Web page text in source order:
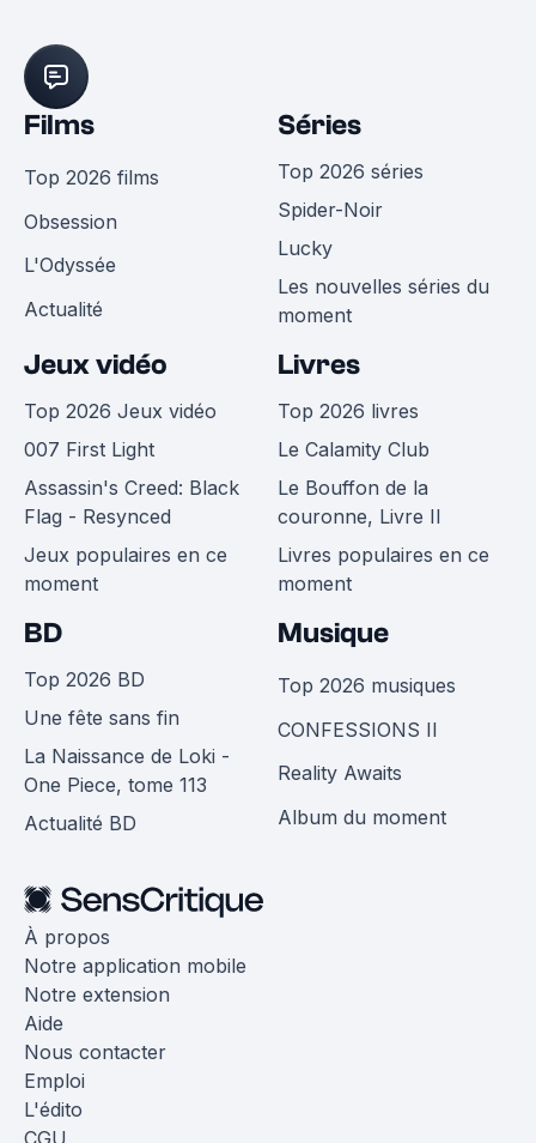
Films
Top 2026 films
Obsession
L'Odyssée
Actualité
Séries
Top 2026 séries
Spider-Noir
Lucky
Les nouvelles séries du
moment
Jeux vidéo
Top 2026 Jeux vidéo
007 First Light
Assassin's Creed: Black
Flag - Resynced
Jeux populaires en ce
moment
Livres
Top 2026 livres
Le Calamity Club
Le Bouffon de la
couronne, Livre II
Livres populaires en ce
moment
BD
Top 2026 BD
Une fête sans fin
La Naissance de Loki -
One Piece, tome 113
Actualité BD
Musique
Top 2026 musiques
CONFESSIONS II
Reality Awaits
Album du moment
À propos
Notre application mobile
Notre extension
Aide
Nous contacter
Emploi
L'édito
CGU